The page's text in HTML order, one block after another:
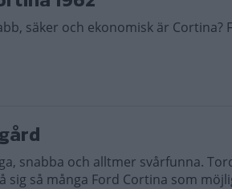
säker och ekonomisk är Cortina?
snabba och alltmer svårfunna.
sig så många Ford Cortina som